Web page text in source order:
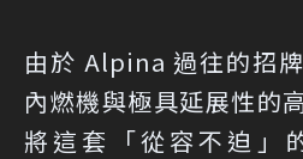
由於 Alpina 過往的招
內燃機與極具延展性的
將這套「從容不迫」